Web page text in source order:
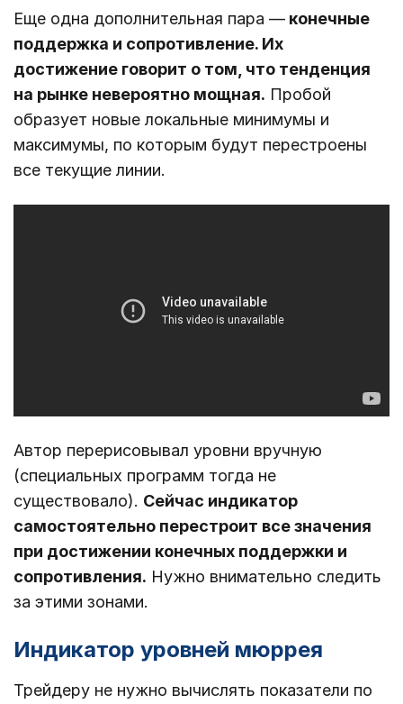
Еще одна дополнительная пара ― конечные
поддержка и сопротивление. Их
достижение говорит о том, что тенденция
на рынке невероятно мощная. Пробой
образует новые локальные минимумы и
максимумы, по которым будут перестроены
все текущие линии.
Автор перерисовывал уровни вручную
(специальных программ тогда не
существовало). Сейчас индикатор
самостоятельно перестроит все значения
при достижении конечных поддержки и
сопротивления. Нужно внимательно следить
за этими зонами.
Индикатор уровней мюррея
Трейдеру не нужно вычислять показатели по